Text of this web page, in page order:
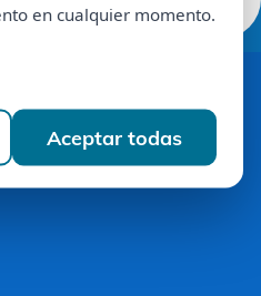
525 939
381
en cualquier momento.
Aceptar todas
en cualquier momento.
Aceptar todas